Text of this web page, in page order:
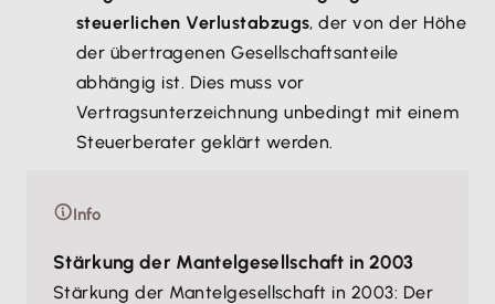
steuerlichen Verlustabzugs, der von der Höhe
der übertragenen Gesellschaftsanteile
abhängig ist. Dies muss vor
Vertragsunterzeichnung unbedingt mit einem
Steuerberater geklärt werden.
Info
Stärkung der Mantelgesellschaft in 2003
Stärkung der Mantelgesellschaft in 2003: Der